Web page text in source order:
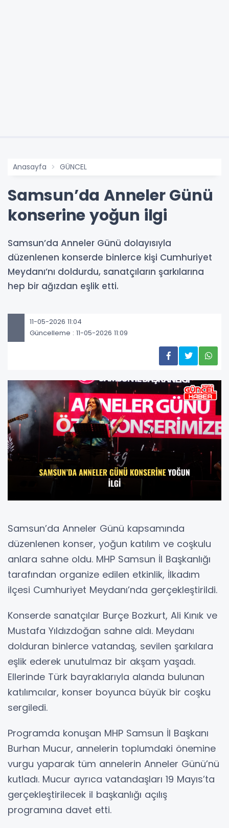
Anasayfa GÜNCEL
Samsun’da Anneler Günü
konserine yoğun ilgi
Samsun’da Anneler Günü dolayısıyla
düzenlenen konserde binlerce kişi Cumhuriyet
Meydanı’nı doldurdu, sanatçıların şarkılarına
hep bir ağızdan eşlik etti.
11-05-2026 11:04
Güncelleme : 11-05-2026 11:09
Samsun’da Anneler Günü kapsamında
düzenlenen konser, yoğun katılım ve coşkulu
anlara sahne oldu. MHP Samsun İl Başkanlığı
tarafından organize edilen etkinlik, İlkadım
ilçesi Cumhuriyet Meydanı’nda gerçekleştirildi.
Konserde sanatçılar Burçe Bozkurt, Ali Kınık ve
Mustafa Yıldızdoğan sahne aldı. Meydanı
dolduran binlerce vatandaş, sevilen şarkılara
eşlik ederek unutulmaz bir akşam yaşadı.
Ellerinde Türk bayraklarıyla alanda bulunan
katılımcılar, konser boyunca büyük bir coşku
sergiledi.
Programda konuşan MHP Samsun İl Başkanı
Burhan Mucur, annelerin toplumdaki önemine
vurgu yaparak tüm annelerin Anneler Günü’nü
kutladı. Mucur ayrıca vatandaşları 19 Mayıs’ta
gerçekleştirilecek il başkanlığı açılış
programına davet etti.